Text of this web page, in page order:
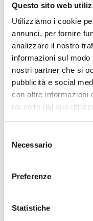
Questo sito web
Utilizziamo i cookie
annunci, per fornire
analizzare il nostro
informazioni sul
nostri partner che si
pubblicità e social
con altre informazioni
raccolto dal suo
delNecessario
Preferenze
Statistiche
Ri-pesco
Ri-creo nuovi
scuole).
Ri-passo in
Ri-salto il
Ri-vedo
antispreco
avanzi.
cammino e al
una festa in
Ri-penso il